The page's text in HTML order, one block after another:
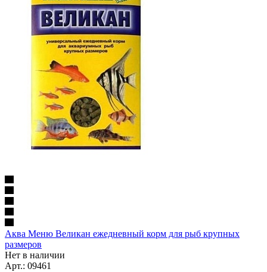
Аква Меню Великан ежедневный корм для рыб крупных
размеров
Нет в наличии
Арт.: 09461